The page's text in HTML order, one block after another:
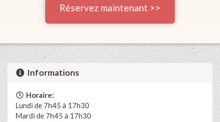
Réservez maintenant >>
Informations
Horaire:
Lundi de 7h45 à 17h30
Mardi de 7h45 à 17h30